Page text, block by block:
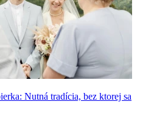
Nutná tradícia, bez ktorej sa